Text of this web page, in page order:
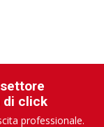
di click
professionale.